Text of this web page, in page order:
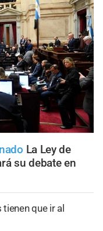
La Ley de
su debate en
tienen que ir al